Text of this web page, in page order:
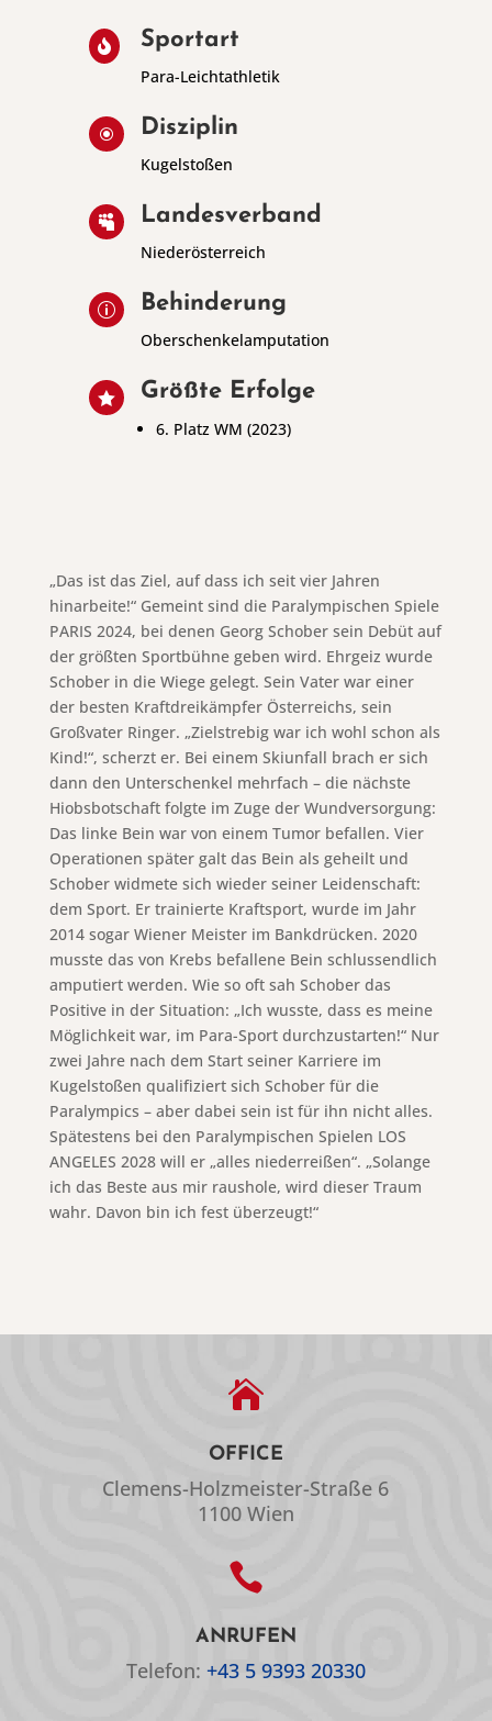
 Sportart
Para-Leichtathletik
\ Disziplin
Kugelstoßen
 Landesverband
Niederösterreich
p Behinderung
Oberschenkelamputation
 Größte Erfolge
6. Platz WM (2023)
„Das ist das Ziel, auf dass ich seit vier Jahren
hinarbeite!“ Gemeint sind die Paralympischen Spiele
PARIS 2024, bei denen Georg Schober sein Debüt auf
der größten Sportbühne geben wird. Ehrgeiz wurde
Schober in die Wiege gelegt. Sein Vater war einer
der besten Kraftdreikämpfer Österreichs, sein
Großvater Ringer. „Zielstrebig war ich wohl schon als
Kind!“, scherzt er. Bei einem Skiunfall brach er sich
dann den Unterschenkel mehrfach – die nächste
Hiobsbotschaft folgte im Zuge der Wundversorgung:
Das linke Bein war von einem Tumor befallen. Vier
Operationen später galt das Bein als geheilt und
Schober widmete sich wieder seiner Leidenschaft:
dem Sport. Er trainierte Kraftsport, wurde im Jahr
2014 sogar Wiener Meister im Bankdrücken. 2020
musste das von Krebs befallene Bein schlussendlich
amputiert werden. Wie so oft sah Schober das
Positive in der Situation: „Ich wusste, dass es meine
Möglichkeit war, im Para-Sport durchzustarten!“ Nur
zwei Jahre nach dem Start seiner Karriere im
Kugelstoßen qualifiziert sich Schober für die
Paralympics – aber dabei sein ist für ihn nicht alles.
Spätestens bei den Paralympischen Spielen LOS
ANGELES 2028 will er „alles niederreißen“. „Solange
ich das Beste aus mir raushole, wird dieser Traum
wahr. Davon bin ich fest überzeugt!“

OFFICE
Clemens-Holzmeister-Straße 6
1100 Wien

ANRUFEN
Telefon: +43 5 9393 20330